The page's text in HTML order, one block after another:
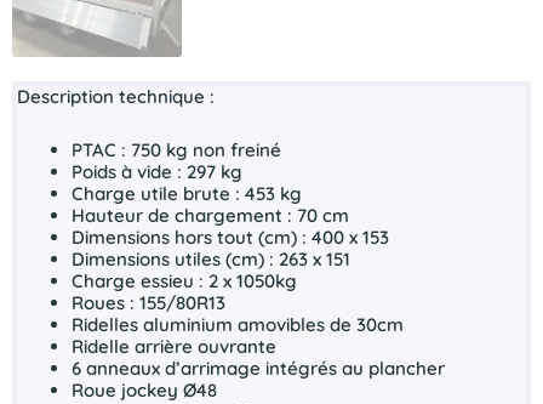
Description technique :
PTAC : 750 kg non freiné
Poids à vide : 297 kg
Charge utile brute : 453 kg
Hauteur de chargement : 70 cm
Dimensions hors tout (cm) : 400 x 153
Dimensions utiles (cm) : 263 x 151
Charge essieu : 2 x 1050kg
Roues : 155/80R13
Ridelles aluminium amovibles de 30cm
Ridelle arrière ouvrante
6 anneaux d’arrimage intégrés au plancher
Roue jockey Ø48